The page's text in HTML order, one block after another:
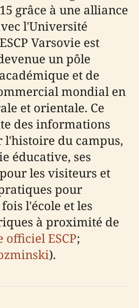
grâce à une alliance
l'Université
Varsovie est
un pôle
et de
mondial en
et orientale. Ce
des informations
l'histoire du campus,
éducative, ses
les visiteurs et
pour
l'école et les
à proximité de
officiel ESCP;
).